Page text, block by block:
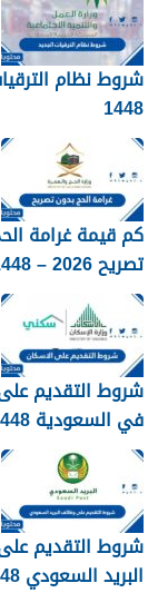
شروط نظام
1448
كم قيمة غرامة
تصريح 2026 – 1448
شروط التقديم
في السعودية 1448
شروط التقديم
البريد السعودي 1448